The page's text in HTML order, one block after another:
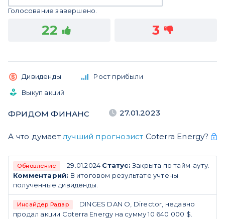
Голосование завершено.
22 3
Дивиденды
Рост прибыли
Выкуп акций
ФРИДОМ ФИНАНС 27.01.2023
А что думает лучший прогнозист Coterra Energy?
Обновление 29.01.2024 Статус: Закрыта по тайм-ауту.
Комментарий: В итоговом результате учтены
полученные дивиденды.
Инсайдер Радар
DINGES DAN O, Director, недавно
продал акции Coterra Energy на сумму 10 640 000 $.